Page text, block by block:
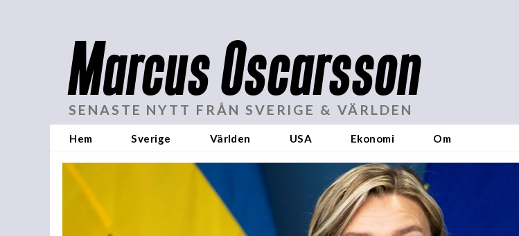
Marcus Oscarsson
SENASTE NYTT FRÅN SVERIGE & VÄRLDEN
Hem Sverige Världen USA Ekonomi Om